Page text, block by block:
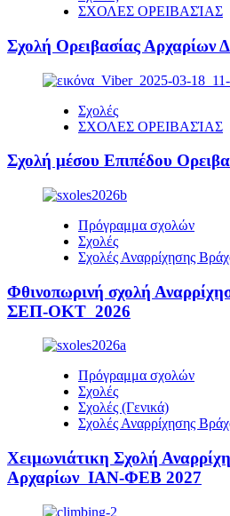
ΣΧΟΛΕΣ ΟΡΕΙΒΑΣΊΑΣ
Σχολή Ορειβασίας
Σχολές
ΣΧΟΛΕΣ ΟΡΕΙΒΑΣΊΑΣ
Σχολή μέσου Επιπέδου
Πρόγραμμα σχολών
Σχολές
Σχολές Αναρρίχησης
Φθινοπωρινή σχολή
ΣΕΠ-ΟΚΤ 2026
Πρόγραμμα σχολών
Σχολές
Σχολές (Γενικά)
Σχολές Αναρρίχησης
Χειμωνιάτικη Σχολή
Αρχαρίων ΙΑΝ-ΦΕΒ 2027